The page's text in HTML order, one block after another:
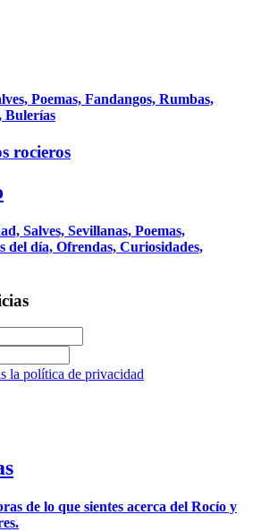
Poemas, Fandangos, Rumbas,
Bulerías
rocieros
Salves, Sevillanas, Poemas,
del día, Ofrendas, Curiosidades,
la política de privacidad
de lo que sientes acerca del Rocío y